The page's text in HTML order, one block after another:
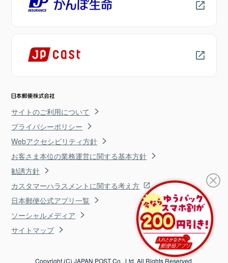
サイトのご利用について
プライバシーポリシー
Webアクセシビリティ方針
お客さま本位の業務運営に関する基本方針
勧誘方針
カスタマーハラスメントに関する考え方
日本郵便公式アプリ一覧
ソーシャルメディア
サイトマップ
Copyright (C) JAPAN POST Co., Ltd. All Rights Reserved.